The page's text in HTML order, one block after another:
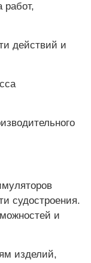
работ,
действий и
судостроения.
и
изделий,